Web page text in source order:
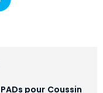
PADs pour Coussin